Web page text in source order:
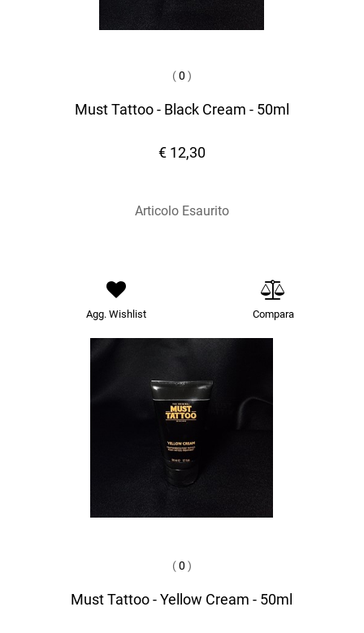
(0 )
Must Tattoo - Black Cream - 50ml
€ 12,30
Articolo Esaurito
Agg. Wishlist Compara
(0 )
Must Tattoo - Yellow Cream - 50ml